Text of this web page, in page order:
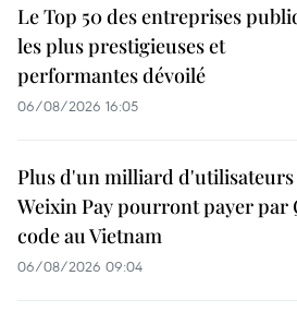
Le Top 50 des entreprises
les plus prestigieuses et
performantes dévoilé
06/08/2026 16:05
Plus d'un milliard d'utilisateurs
Weixin Pay pourront payer par
code au Vietnam
06/08/2026 09:04